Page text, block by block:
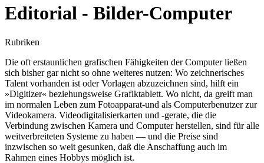
Editorial - Bilder-Computer
Rubriken
Die oft erstaunlichen grafischen Fähigkeiten der Computer ließen
sich bisher gar nicht so ohne weiteres nutzen: Wo zeichnerisches
Talent vorhanden ist oder Vorlagen abzuzeichnen sind, hilft ein
»Digitizer« beziehungsweise Grafiktablett. Wo nicht, da greift man
im normalen Leben zum Fotoapparat-und als Computerbenutzer zur
Videokamera. Videodigitalisierkarten und -gerate, die die
Verbindung zwischen Kamera und Computer herstellen, sind für alle
weitverbreiteten Systeme zu haben — und die Preise sind
inzwischen so weit gesunken, daß die Anschaffung auch im
Rahmen eines Hobbys möglich ist.